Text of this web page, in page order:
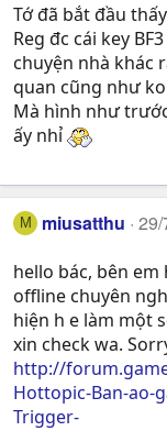
Tớ đã bắt đầu
Reg đc cái key
chuyện nhà khác
quan cũng như
Mà hình như
ấy nhỉ
M miusatthu 29/
hello bác, bên
offline chuyên
hiện h e làm một
xin check wa.
http://
Hottopic-Ban-ao-
Trigger-